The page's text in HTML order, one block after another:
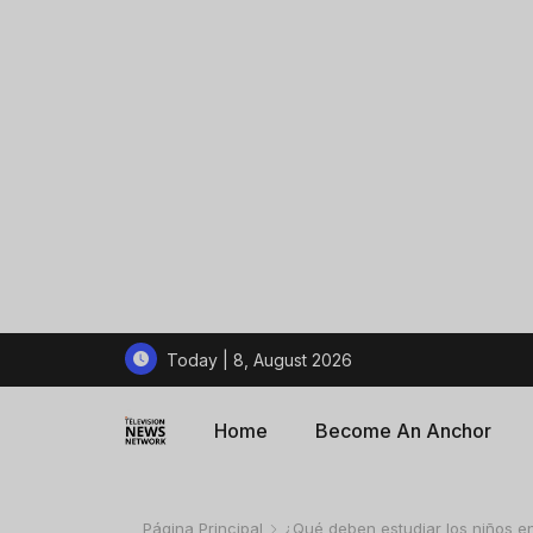
Today | 8, August 2026
Home Become An Anchor
Página Principal
¿Qué deben estudiar los niños